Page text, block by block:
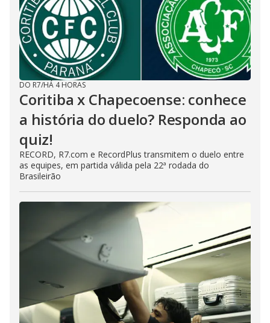
DO R7/HÁ 4 HORAS
Coritiba x Chapecoense: conhece
a história do duelo? Responda ao
quiz!
RECORD, R7.com e RecordPlus transmitem o duelo entre
as equipes, em partida válida pela 22ª rodada do
Brasileirão